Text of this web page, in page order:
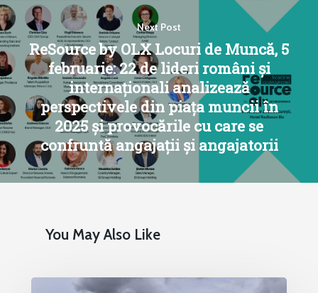
Next Post
ReSource by OLX Locuri de Muncă, 5
februarie: 22 de lideri români și
internaționali analizează
perspectivele din piața muncii în
2025 și provocările cu care se
confruntă angajații și angajatorii
You May Also Like